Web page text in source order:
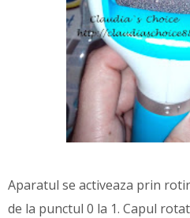
Aparatul se activeaza prin
de la punctul 0 la 1. Capul